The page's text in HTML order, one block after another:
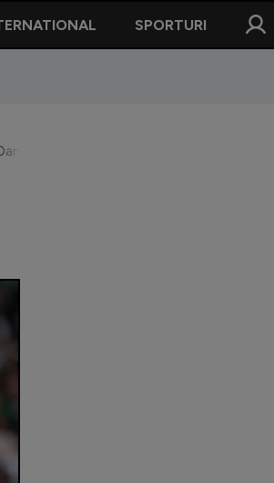
SPORTURI
Șucu cu Gică Hagi